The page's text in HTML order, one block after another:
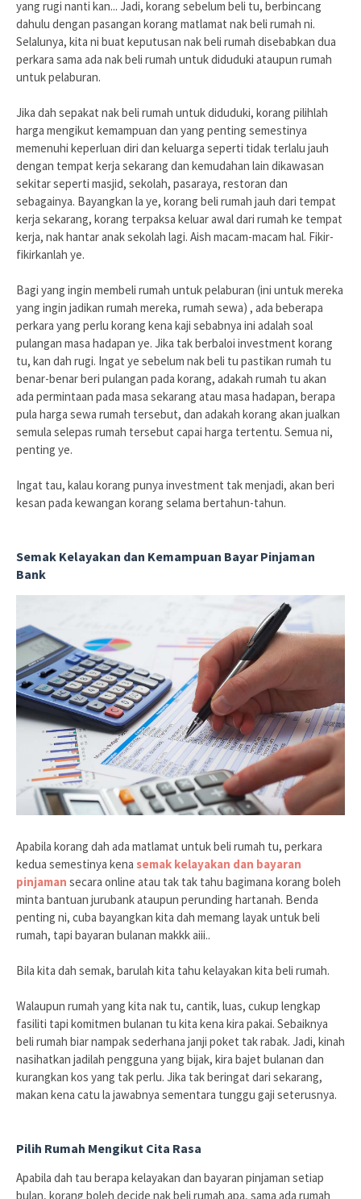
yang rugi nanti kan... Jadi, korang sebelum beli tu, berbincang
dahulu dengan pasangan korang matlamat nak beli rumah ni.
Selalunya, kita ni buat keputusan nak beli rumah disebabkan dua
perkara sama ada nak beli rumah untuk diduduki ataupun rumah
untuk pelaburan.
Jika dah sepakat nak beli rumah untuk diduduki, korang pilihlah
harga mengikut kemampuan dan yang penting semestinya
memenuhi keperluan diri dan keluarga seperti tidak terlalu jauh
dengan tempat kerja sekarang dan kemudahan lain dikawasan
sekitar seperti masjid, sekolah, pasaraya, restoran dan
sebagainya. Bayangkan la ye, korang beli rumah jauh dari tempat
kerja sekarang, korang terpaksa keluar awal dari rumah ke tempat
kerja, nak hantar anak sekolah lagi. Aish macam-macam hal. Fikir-
fikirkanlah ye.
Bagi yang ingin membeli rumah untuk pelaburan (ini untuk mereka
yang ingin jadikan rumah mereka, rumah sewa) , ada beberapa
perkara yang perlu korang kena kaji sebabnya ini adalah soal
pulangan masa hadapan ye. Jika tak berbaloi investment korang
tu, kan dah rugi. Ingat ye sebelum nak beli tu pastikan rumah tu
benar-benar beri pulangan pada korang, adakah rumah tu akan
ada permintaan pada masa sekarang atau masa hadapan, berapa
pula harga sewa rumah tersebut, dan adakah korang akan jualkan
semula selepas rumah tersebut capai harga tertentu. Semua ni,
penting ye.
Ingat tau, kalau korang punya investment tak menjadi, akan beri
kesan pada kewangan korang selama bertahun-tahun.
Semak Kelayakan dan Kemampuan Bayar Pinjaman
Bank
Apabila korang dah ada matlamat untuk beli rumah tu, perkara
kedua semestinya kena semak kelayakan dan bayaran
pinjaman secara online atau tak tak tahu bagimana korang boleh
minta bantuan jurubank ataupun perunding hartanah. Benda
penting ni, cuba bayangkan kita dah memang layak untuk beli
rumah, tapi bayaran bulanan makkk aiii..
Bila kita dah semak, barulah kita tahu kelayakan kita beli rumah.
Walaupun rumah yang kita nak tu, cantik, luas, cukup lengkap
fasiliti tapi komitmen bulanan tu kita kena kira pakai. Sebaiknya
beli rumah biar nampak sederhana janji poket tak rabak. Jadi, kinah
nasihatkan jadilah pengguna yang bijak, kira bajet bulanan dan
kurangkan kos yang tak perlu. Jika tak beringat dari sekarang,
makan kena catu la jawabnya sementara tunggu gaji seterusnya.
Pilih Rumah Mengikut Cita Rasa
Apabila dah tau berapa kelayakan dan bayaran pinjaman setiap
bulan, korang boleh decide nak beli rumah apa, sama ada rumah